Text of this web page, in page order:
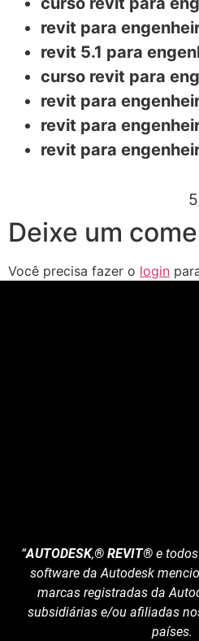
revit para
revit 5.1 para
curso revit para
revit para
revit para
revit para
Deixe um
Você precisa fazer o login
“AUTODESK,® REVIT® e
software da Autodesk
marcas registradas da
subsidiárias e/ou afiliadas
países.